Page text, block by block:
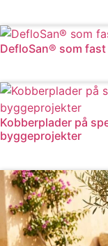
DefloSan® som
Kobberplader på
byggeprojekter